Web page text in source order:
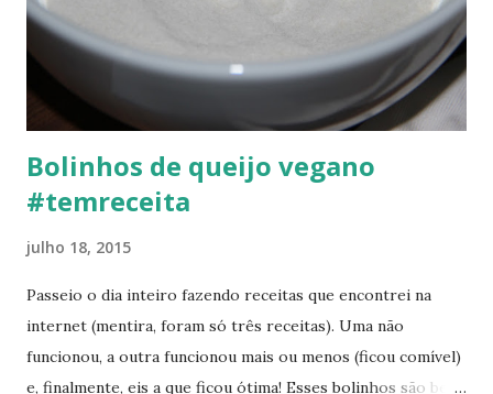
cebola refogada ou os temperos e azeite em fogo baixo.
Adicione a azeitona e o palmito e mexa bem. Por fim,
adicione e misture muito bem a mandioca cozida e
amassada, de modo que ela f...
Bolinhos de queijo vegano
#temreceita
julho 18, 2015
Passeio o dia inteiro fazendo receitas que encontrei na
internet (mentira, foram só três receitas). Uma não
funcionou, a outra funcionou mais ou menos (ficou comível)
e, finalmente, eis a que ficou ótima! Esses bolinhos são bem